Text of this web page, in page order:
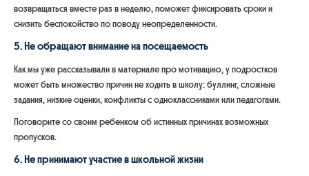
возвращаться вместе раз в неделю, поможет фиксировать сроки и
снизить беспокойство по поводу неопределенности.
5. Не обращают внимание на посещаемость
Как мы уже рассказывали в материале про мотивацию, у подростков
может быть множество причин не ходить в школу: буллинг, сложные
задания, низкие оценки, конфликты с одноклассниками или педагогами.
Поговорите со своим ребенком об истинных причинах возможных
пропусков.
6. Не принимают участие в школьной жизни